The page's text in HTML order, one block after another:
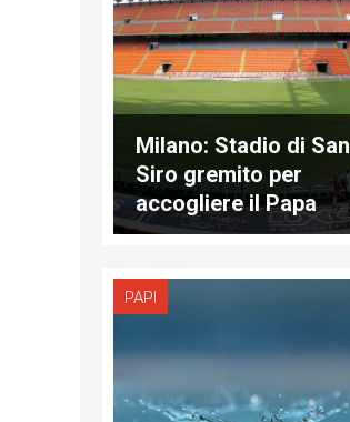
Milano: Stadio di San
Siro gremito per
accogliere il Papa
PAPI